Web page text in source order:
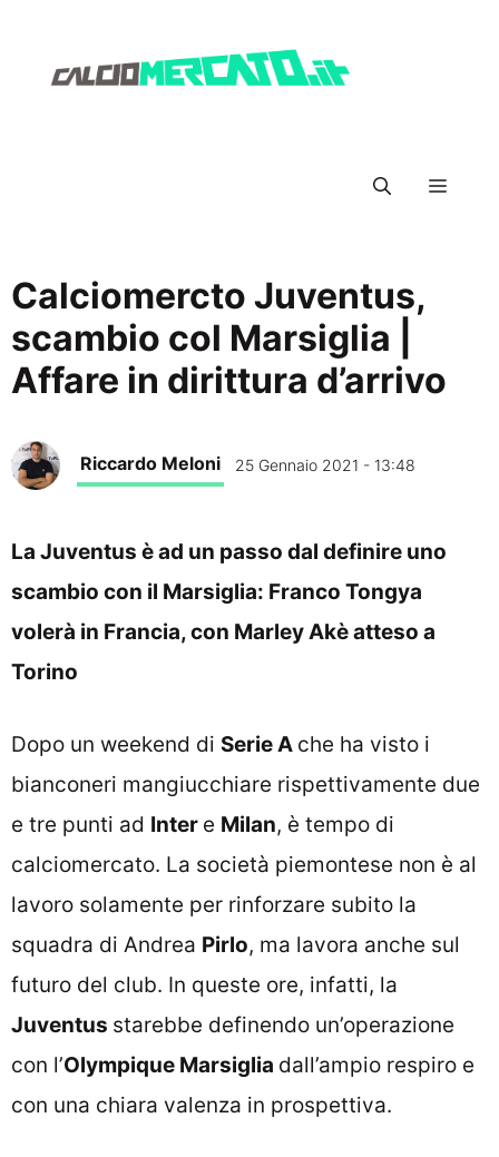
Menu
Calciomercto Juventus,
scambio col Marsiglia |
Affare in dirittura d’arrivo
Riccardo Meloni 25 Gennaio 2021 - 13:48
La Juventus è ad un passo dal definire uno
scambio con il Marsiglia: Franco Tongya
volerà in Francia, con Marley Akè atteso a
Torino
Dopo un weekend di Serie A che ha visto i
bianconeri mangiucchiare rispettivamente due
e tre punti ad Inter e Milan, è tempo di
calciomercato. La società piemontese non è al
lavoro solamente per rinforzare subito la
squadra di Andrea Pirlo, ma lavora anche sul
futuro del club. In queste ore, infatti, la
Juventus starebbe definendo un’operazione
con l’Olympique Marsiglia dall’ampio respiro e
con una chiara valenza in prospettiva.